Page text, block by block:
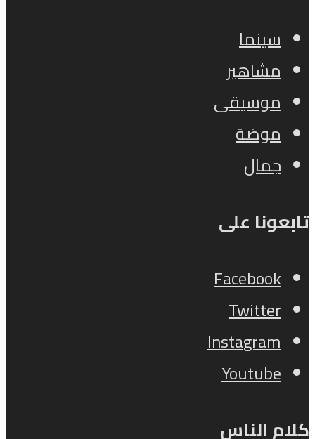
سينما
مشاهير
موسيقى
موضة
جمال
تابعونا على
Facebook
Twitter
Instagram
Youtube
كلام الناس